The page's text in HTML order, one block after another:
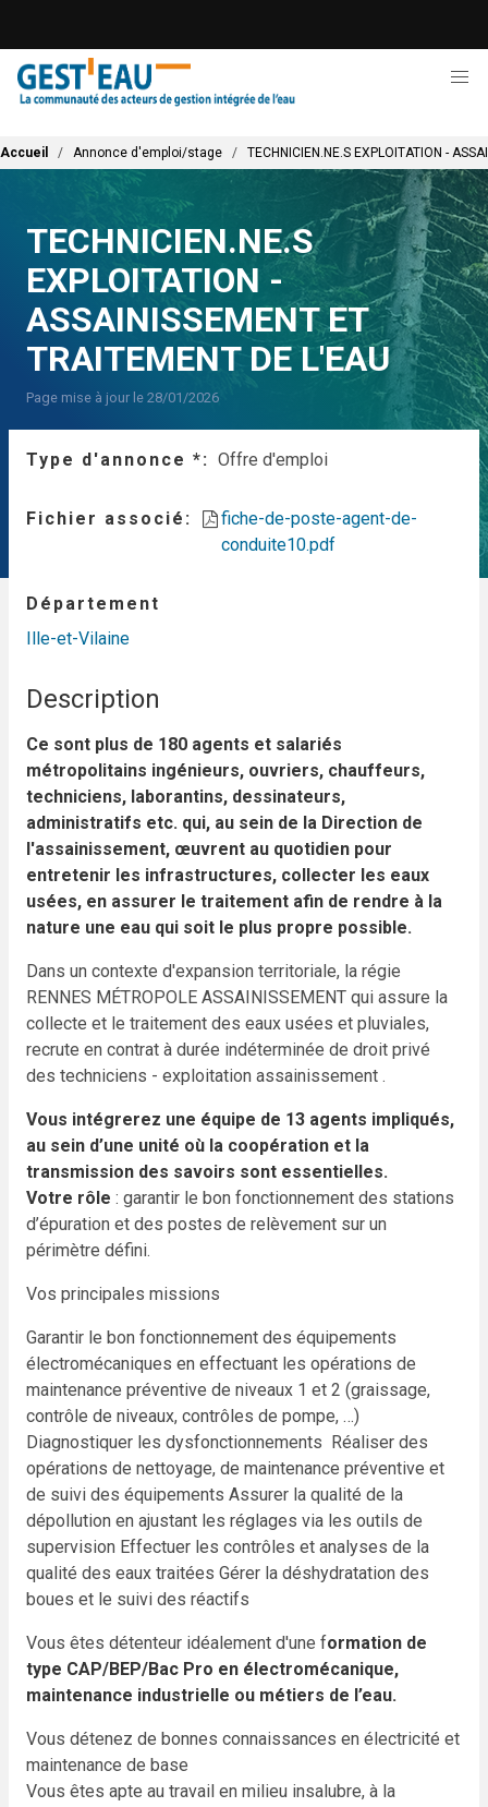
contenu
principal
Fil d'Ariane
Accueil Annonce d'emploi/stage TECHNICIEN.NE.S EXPLOITATION -
TECHNICIEN.NE.S
EXPLOITATION -
ASSAINISSEMENT ET
TRAITEMENT DE L'EAU
Page mise à jour le 28/01/2026
Type d'annonce * Offre d'emploi
Fichier associé
fiche-de-poste-agent-de-
conduite10.pdf
Département
Ille-et-Vilaine
Description
Ce sont plus de 180 agents et salariés
métropolitains ingénieurs, ouvriers, chauffeurs,
techniciens, laborantins, dessinateurs,
administratifs etc. qui, au sein de la Direction de
l'assainissement, œuvrent au quotidien pour
entretenir les infrastructures, collecter les eaux
usées, en assurer le traitement afin de rendre à la
nature une eau qui soit le plus propre possible.
Dans un contexte d'expansion territoriale, la régie
RENNES MÉTROPOLE ASSAINISSEMENT qui assure la
collecte et le traitement des eaux usées et pluviales,
recrute en contrat à durée indéterminée de droit privé
des techniciens - exploitation assainissement .
Vous intégrerez une équipe de 13 agents impliqués,
au sein d’une unité où la coopération et la
transmission des savoirs sont essentielles.
Votre rôle : garantir le bon fonctionnement des stations
d’épuration et des postes de relèvement sur un
périmètre défini.
Vos principales missions
Garantir le bon fonctionnement des équipements
électromécaniques en effectuant les opérations de
maintenance préventive de niveaux 1 et 2 (graissage,
contrôle de niveaux, contrôles de pompe, …)
Diagnostiquer les dysfonctionnements Réaliser des
opérations de nettoyage, de maintenance préventive et
de suivi des équipements Assurer la qualité de la
dépollution en ajustant les réglages via les outils de
supervision Effectuer les contrôles et analyses de la
qualité des eaux traitées Gérer la déshydratation des
boues et le suivi des réactifs
Vous êtes détenteur idéalement d'une formation de
type CAP/BEP/Bac Pro en électromécanique,
maintenance industrielle ou métiers de l’eau.
Vous détenez de bonnes connaissances en électricité et
maintenance de base
Vous êtes apte au travail en milieu insalubre, à la